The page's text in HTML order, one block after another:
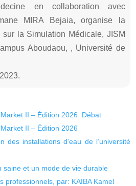
en collaboration avec
MIRA Bejaia, organise la
la Simulation Médicale, JISM
Aboudaou, , Université de
II – Édition 2026. Débat
II – Édition 2026
des installations d’eau de l’université
saine et un mode de vie durable
professionnels, par: KAIBA Kamel